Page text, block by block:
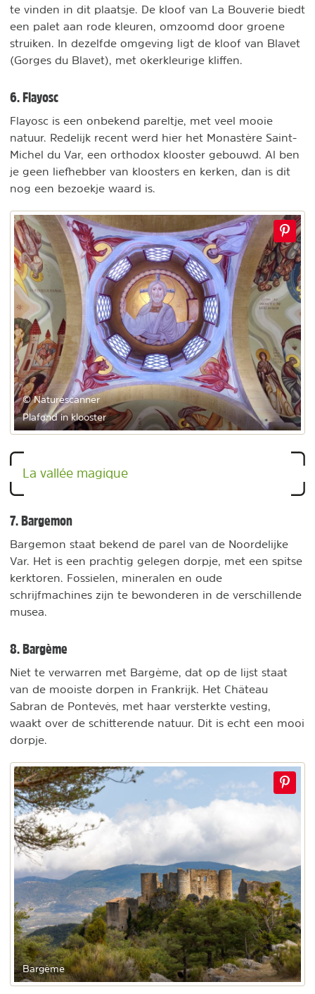
te vinden in dit plaatsje. De kloof van La Bouverie biedt
een palet aan rode kleuren, omzoomd door groene
struiken. In dezelfde omgeving ligt de kloof van Blavet
(Gorges du Blavet), met okerkleurige kliffen.
6. Flayosc
Flayosc is een onbekend pareltje, met veel mooie
natuur. Redelijk recent werd hier het Monastère Saint-
Michel du Var, een orthodox klooster gebouwd. Al ben
je geen liefhebber van kloosters en kerken, dan is dit
nog een bezoekje waard is.
© Naturescanner
Plafond in klooster
La vallée magique
7. Bargemon
Bargemon staat bekend de parel van de Noordelijke
Var. Het is een prachtig gelegen dorpje, met een spitse
kerktoren. Fossielen, mineralen en oude
schrijfmachines zijn te bewonderen in de verschillende
musea.
8. Bargème
Niet te verwarren met Bargème, dat op de lijst staat
van de mooiste dorpen in Frankrijk. Het Château
Sabran de Pontevès, met haar versterkte vesting,
waakt over de schitterende natuur. Dit is echt een mooi
dorpje.
Bargème